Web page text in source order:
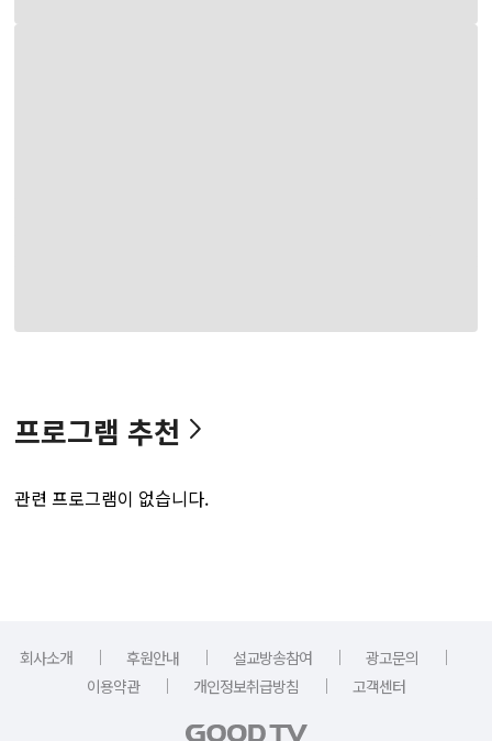
프로그램 추천
관련 프로그램이 없습니다.
회사소개 ｜ 후원안내 ｜ 설교방송참여 ｜ 광고문의
｜
이용약관
｜ 개인정보취급방침 ｜ 고객센터